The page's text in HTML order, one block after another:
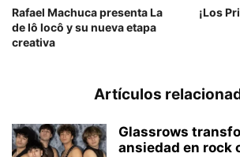
Rafael Machuca presenta La
de lô locô y su nueva etapa
creativa
¡Los
Artículos
Glassrows
ansiedad en rock